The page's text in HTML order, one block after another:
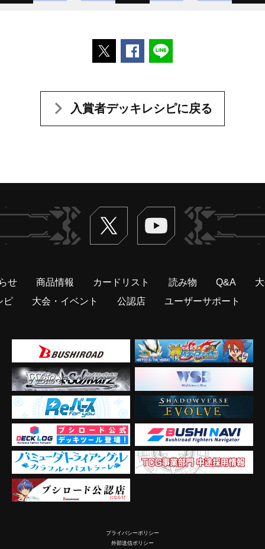
ポストするFacebookでシェアする
入賞者デッキレシピに戻る
Twitter ヴァンガードch
せ 商品情報 カードリスト 読み物 Q&A
ピ
大会・イベント 公認店 ユーザーサポート
プライバシーポリシー
外部送信ポリシー